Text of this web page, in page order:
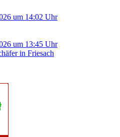
um 14:02 Uhr
um 13:45 Uhr
in Friesach